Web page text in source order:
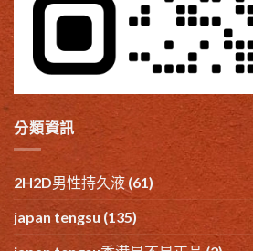
分類資訊
2H2D男性持久液 (61)
japan tengsu (135)